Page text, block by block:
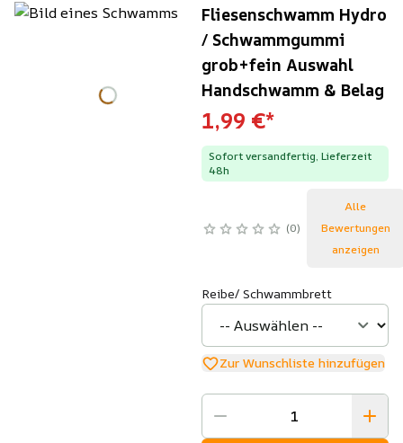
Fliesenschwamm Hydro
/ Schwammgummi
grob+fein Auswahl
Handschwamm & Belag
1,99 €*
Sofort versandfertig, Lieferzeit
48h
0
Alle
Bewertungen
anzeigen
Reibe/ Schwammbrett
Zur Wunschliste hinzufügen